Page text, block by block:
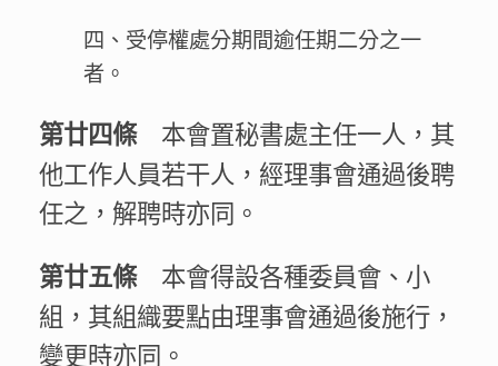
四、受停權處分期間逾任期二分之一
者。
第廿四條本會置秘書處主任一人，其
他工作人員若干人，經理事會通過後聘
任之，解聘時亦同。
第廿五條本會得設各種委員會、小
組，其組織要點由理事會通過後施行，
變更時亦同。